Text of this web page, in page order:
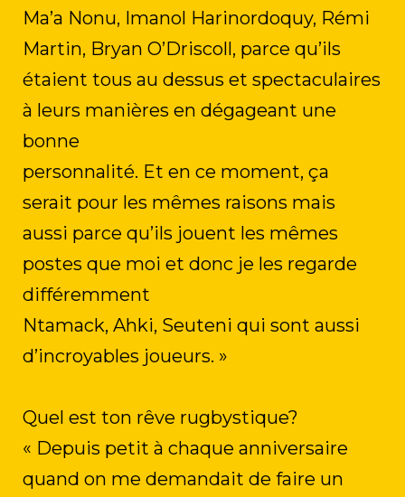
Ma’a Nonu, Imanol Harinordoquy, Rémi
Martin, Bryan O’Driscoll, parce qu’ils
étaient tous au dessus et spectaculaires
à leurs manières en dégageant une
bonne
personnalité. Et en ce moment, ça
serait pour les mêmes raisons mais
aussi parce qu’ils jouent les mêmes
postes que moi et donc je les regarde
différemment
Ntamack, Ahki, Seuteni qui sont aussi
d’incroyables joueurs. »
Quel est ton rêve rugbystique?
« Depuis petit à chaque anniversaire
quand on me demandait de faire un